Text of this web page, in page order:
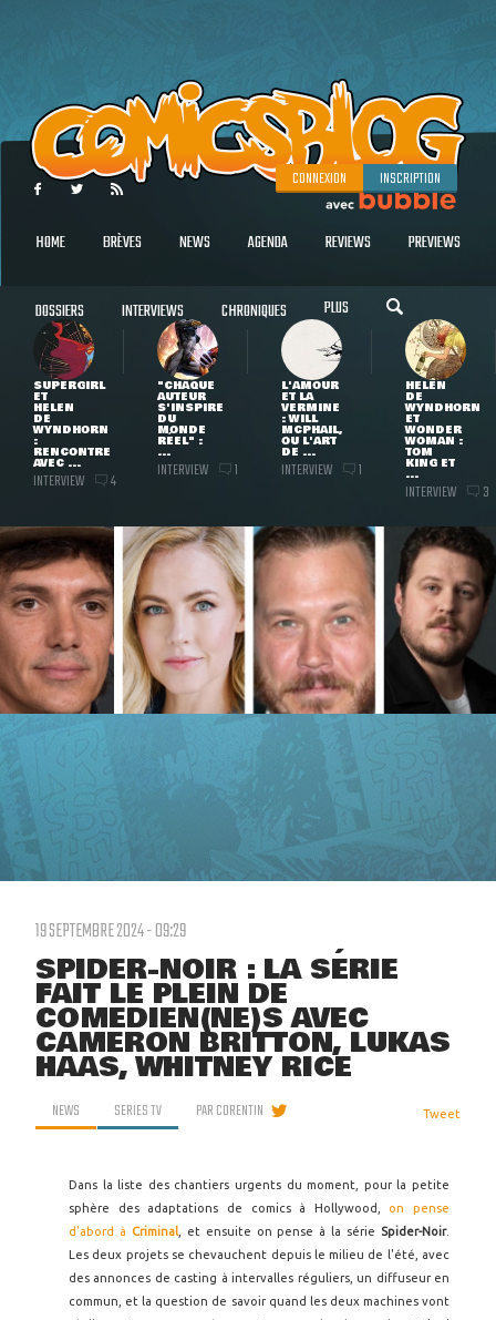
CONNEXION INSCRIPTION
HOME BRÈVES NEWS AGENDA REVIEWS PREVIEWS
DOSSIERS INTERVIEWS CHRONIQUES PLUS
SUPERGIRL
ET
HELEN
DE
WYNDHORN
:
RENCONTRE
AVEC ...
INTERVIEW 4
"CHAQUE
AUTEUR
S'INSPIRE
DU
MONDE
RÉEL" :
...
INTERVIEW 1
L'AMOUR
ET LA
VERMINE
: WILL
MCPHAIL,
OU L'ART
DE ...
INTERVIEW 1
HELEN
DE
WYNDHORN
ET
WONDER
WOMAN :
TOM
KING ET
...
INTERVIEW 3
19 SEPTEMBRE 2024 - 09:29
SPIDER-NOIR : LA SÉRIE
FAIT LE PLEIN DE
COMÉDIEN(NE)S AVEC
CAMERON BRITTON, LUKAS
HAAS, WHITNEY RICE
NEWS SERIES TV PARCORENTIN Tweet
Dans la liste des chantiers urgents du moment, pour la petite
sphère des adaptations de comics à Hollywood, on pense
d'abord à Criminal, et ensuite on pense à la série Spider-Noir.
Les deux projets se chevauchent depuis le milieu de l'été, avec
des annonces de casting à intervalles réguliers, un diffuseur en
commun, et la question de savoir quand les deux machines vont